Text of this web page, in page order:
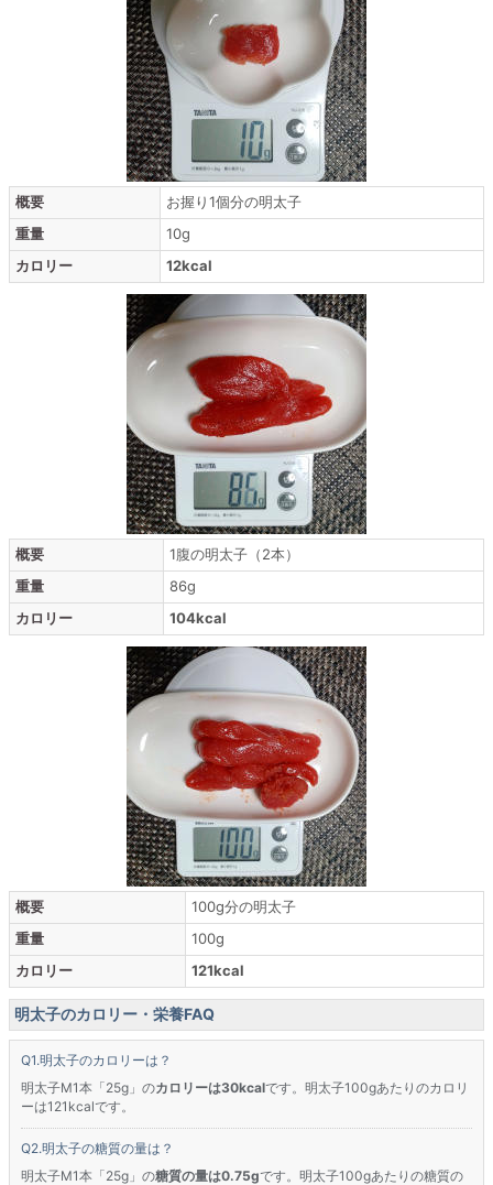
概要
お握り1個分の明太子
重量
10g
カロリー
12kcal
概要
1腹の明太子（2本）
重量
86g
カロリー
104kcal
概要
100g分の明太子
重量
100g
カロリー
121kcal
明太子のカロリー・栄養FAQ
明太子のカロリーは？
明太子M1本「25g」のカロリーは30kcalです。明太子100gあたりのカロリ
ーは121kcalです。
明太子の糖質の量は？
明太子M1本「25g」の糖質の量は0.75gです。明太子100gあたりの糖質の